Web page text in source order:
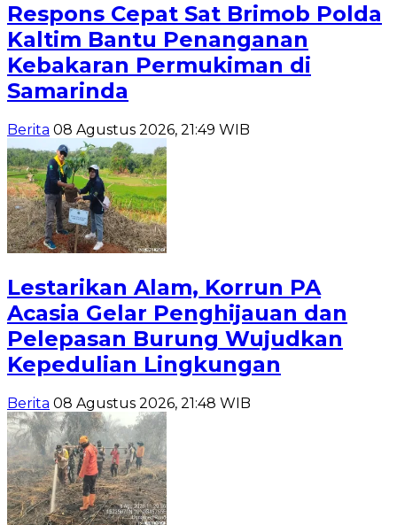
Respons Cepat Sat Brimob Polda
Kaltim Bantu Penanganan
Kebakaran Permukiman di
Samarinda
Berita 08 Agustus 2026, 21:49 WIB
Lestarikan Alam, Korrun PA
Acasia Gelar Penghijauan dan
Pelepasan Burung Wujudkan
Kepedulian Lingkungan
Berita 08 Agustus 2026, 21:48 WIB